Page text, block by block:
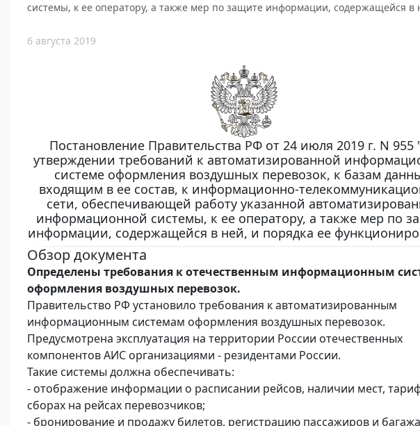
системы, к ее оператору, а также мер по защите информации, содержащейся
6 августа 2019
Постановление Правительства РФ от 24 июля 2019 г. N 955
утверждении требований к автоматизированной
системе оформления воздушных перевозок, к базам
входящим в ее состав, к информационно-
сети, обеспечивающей работу указанной
информационной системы, к ее оператору, а также мер по
информации, содержащейся в ней, и порядка ее
Обзор документа
Определены требования к отечественным информационным
оформления воздушных перевозок.
Правительство РФ установило требования к автоматизированным
информационным системам оформления воздушных перевозок.
Предусмотрена эксплуатация на территории России отечественных
компонентов АИС организациями - резидентами России.
Такие системы должна обеспечивать:
- отображение информации о расписании рейсов, наличии мест,
сборах на рейсах перевозчиков;
- бронирование и продажу билетов, регистрацию пассажиров и